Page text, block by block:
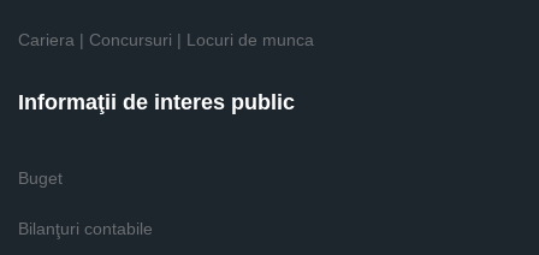
Cariera | Concursuri | Locuri de munca
Informaţii de interes public
Buget
Bilanţuri contabile